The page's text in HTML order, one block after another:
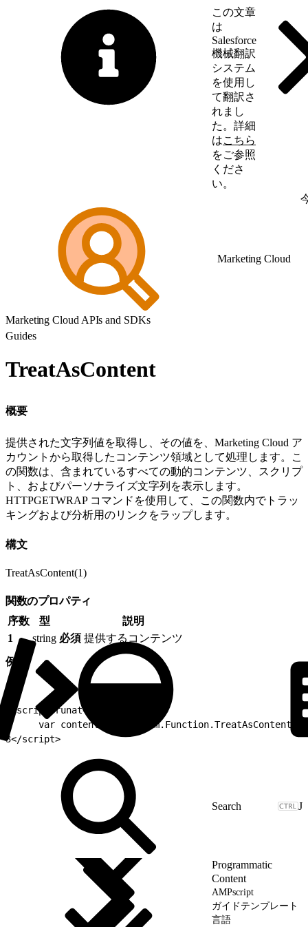
この文章
は
Salesforce
機械翻訳
システム
を使用し
て翻訳さ
れまし
た。詳細
はこちら
をご参照
くださ
い。
Marketing Cloud
Marketing Cloud APIs and SDKs
Guides
TreatAsContent
概要
提供された文字列値を取得し、その値を、Marketing Cloud ア
カウントから取得したコンテンツ領域として処理します。こ
の関数は、含まれているすべての動的コンテンツ、スクリプ
ト、およびパーソナライズ文字列を表示します。
HTTPGETWRAP コマンドを使用して、この関数内でトラッ
キングおよび分析用のリンクをラップします。
構文
TreatAsContent(1)
関数のプロパティ
序数
型
説明
1
string 必須 提供するコンテンツ
例
<script runat="server">
var content =
3</script>
J
Programmatic
Content
AMPscript
ガイドテンプレート
言語